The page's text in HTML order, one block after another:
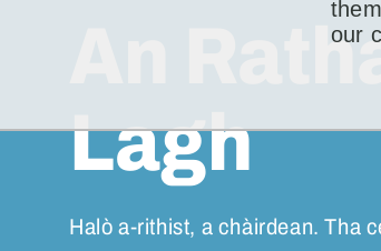
our
An
Lagh
Halò a-rithist, a chàirdean. Tha